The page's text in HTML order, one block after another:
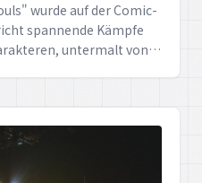
wurde auf der Comic-
spannende Kämpfe
untermalt von